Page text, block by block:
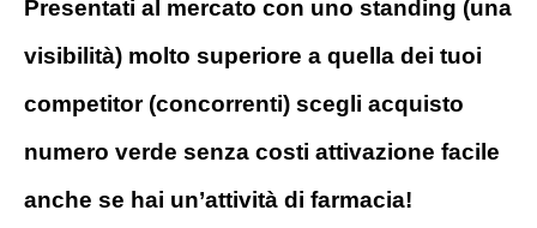
Presentati al mercato con uno standing (una
visibilità) molto superiore a quella dei tuoi
competitor (concorrenti) scegli acquisto
numero verde senza costi attivazione facile
anche se hai un’attività di farmacia!